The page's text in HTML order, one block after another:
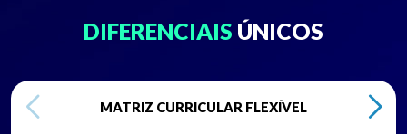
DIFERENCIAIS ÚNICOS
MATRIZ CURRICULAR FLEXÍVEL